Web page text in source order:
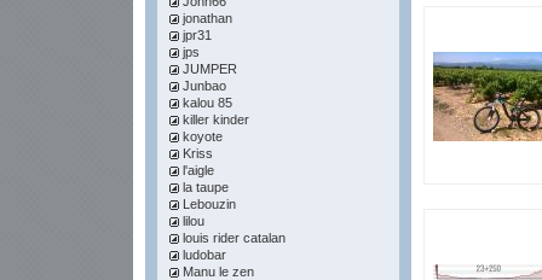
jonathan
jpr31
jps
JUMPER
Junbao
kalou 85
killer kinder
koyote
Kriss
l'aigle
la taupe
Lebouzin
lilou
louis rider catalan
ludobar
Manu le zen